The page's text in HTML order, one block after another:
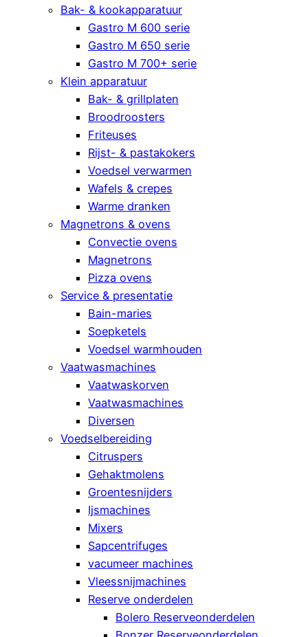
Bak- & kookapparatuur
Gastro M 600 serie
Gastro M 650 serie
Gastro M 700+ serie
Klein apparatuur
Bak- & grillplaten
Broodroosters
Friteuses
Rijst- & pastakokers
Voedsel verwarmen
Wafels & crepes
Warme dranken
Magnetrons & ovens
Convectie ovens
Magnetrons
Pizza ovens
Service & presentatie
Bain-maries
Soepketels
Voedsel warmhouden
Vaatwasmachines
Vaatwaskorven
Vaatwasmachines
Diversen
Voedselbereiding
Citruspers
Gehaktmolens
Groentesnijders
Ijsmachines
Mixers
Sapcentrifuges
vacumeer machines
Vleessnijmachines
Reserve onderdelen
Bolero Reserveonderdelen